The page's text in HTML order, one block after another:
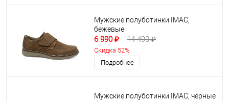
Мужские полуботинки IMAC,
бежевые
6 990 ₽ 14 490 ₽
Скидка 52%
Подробнее
Мужские полуботинки IMAC, чёрные